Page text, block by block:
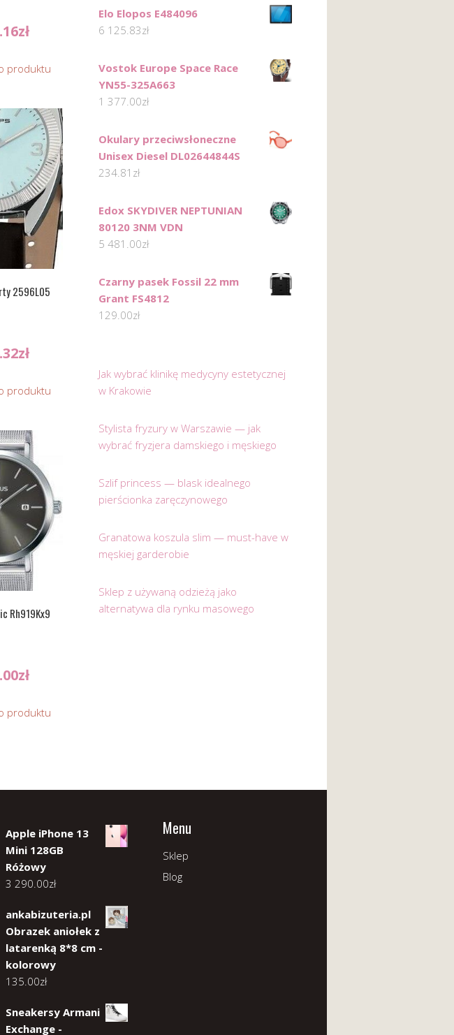
zł
produktu
2596L05
zł
produktu
Rh919Kx9
zł
produktu
Elo Elopos E484096
6 125.83zł
Vostok Europe Space Race
YN55-325A663
1 377.00zł
Okulary przeciwsłoneczne
Unisex Diesel DL02644844S
234.81 zł
Edox SKYDIVER NEPTUNIAN
80120 3NM VDN
5 481.00zł
Czarny pasek Fossil 22 mm
Grant FS4812
129.00zł
Jak wybrać klinikę medycyny estetycznej
w Krakowie
Stylista fryzury w Warszawie — jak
wybrać fryzjera damskiego i męskiego
Szlif princess — blask idealnego
pierścionka zaręczynowego
Granatowa koszula slim — must-have w
męskiej garderobie
Sklep z używaną odzieżą jako
alternatywa dla rynku masowego
Apple iPhone 13
Mini 128GB
Różowy
3 290.00zł
ankabizuteria.pl
Obrazek aniołek z
latarenką 8*8 cm -
kolorowy
135.00zł
Sneakersy Armani
Exchange -
Menu
Sklep
Blog